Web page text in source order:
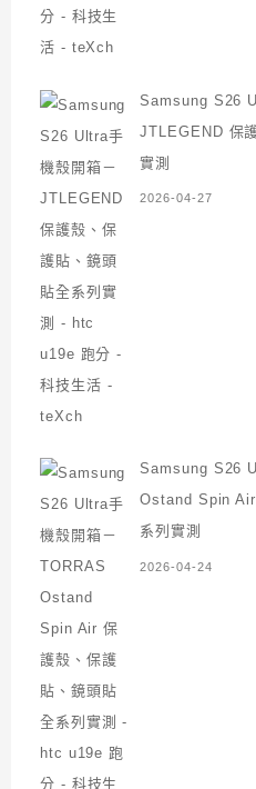
Samsung S26
JTLEGEND 保
實測
2026-04-27
Samsung S26
Ostand Spin Air
系列實測
2026-04-24